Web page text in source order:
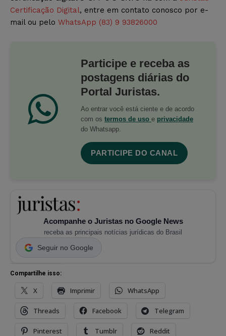
Certificação Digital, entre em contato conosco por e-
mail ou pelo WhatsApp (83) 9 93826000
Participe e receba as
postagens diárias do
Portal Juristas.
Ao entrar você está ciente e de acordo
com os termos de uso e privacidade
do Whatsapp.
PARTICIPE DO CANAL
Acompanhe o Juristas no Google News
receba as principais notícias jurídicas do Brasil
Seguir no Google
Compartilhe isso:
X Imprimir WhatsApp
Threads Facebook Telegram
Pinterest Tumblr Reddit